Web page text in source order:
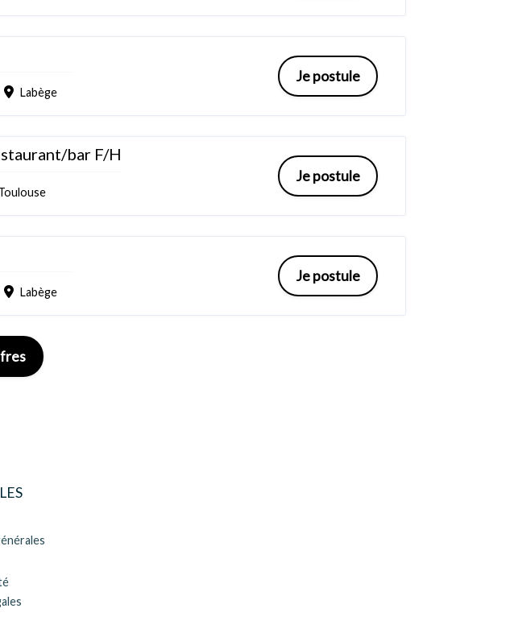
Labège
Je postule
bar F/H
Je postule
Labège
Je postule